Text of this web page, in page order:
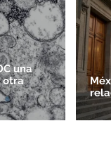
una
otra